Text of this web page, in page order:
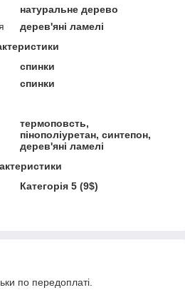
натуральне дерево
дерев'яні ламелі
спинки
спинки
термоповсть,
пінополіуретан, синтепон,
дерев'яні ламелі
Категорія 5 (9$)
по передоплаті.